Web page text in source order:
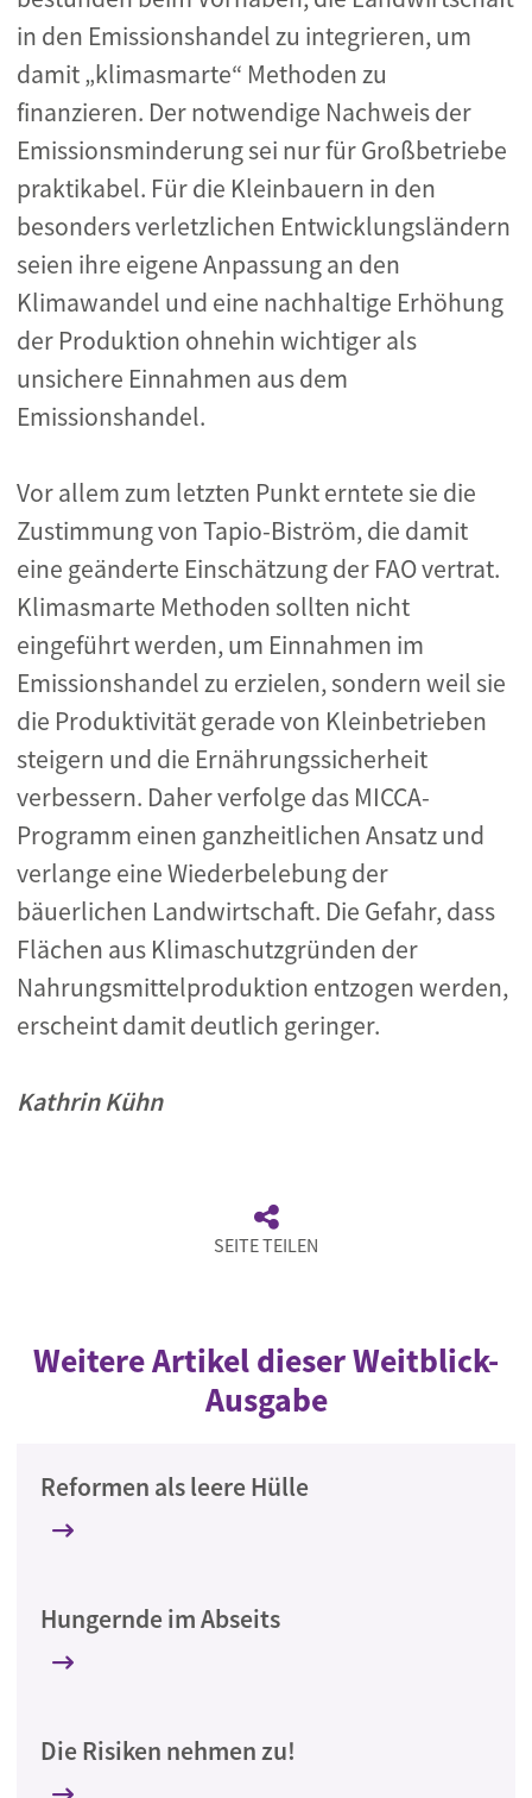
in den Emissionshandel zu integrieren, um
damit „klimasmarte“ Methoden zu
finanzieren. Der notwendige Nachweis der
Emissionsminderung sei nur für Großbetriebe
praktikabel. Für die Kleinbauern in den
besonders verletzlichen Entwicklungsländern
seien ihre eigene Anpassung an den
Klimawandel und eine nachhaltige Erhöhung
der Produktion ohnehin wichtiger als
unsichere Einnahmen aus dem
Emissionshandel.
Vor allem zum letzten Punkt erntete sie die
Zustimmung von Tapio-Biström, die damit
eine geänderte Einschätzung der FAO vertrat.
Klimasmarte Methoden sollten nicht
eingeführt werden, um Einnahmen im
Emissionshandel zu erzielen, sondern weil sie
die Produktivität gerade von Kleinbetrieben
steigern und die Ernährungssicherheit
verbessern. Daher verfolge das MICCA-
Programm einen ganzheitlichen Ansatz und
verlange eine Wiederbelebung der
bäuerlichen Landwirtschaft. Die Gefahr, dass
Flächen aus Klimaschutzgründen der
Nahrungsmittelproduktion entzogen werden,
erscheint damit deutlich geringer.
Kathrin Kühn
SEITE TEILEN
Weitere Artikel dieser Weitblick-
Ausgabe
Reformen als leere Hülle
Hungernde im Abseits
Die Risiken nehmen zu!